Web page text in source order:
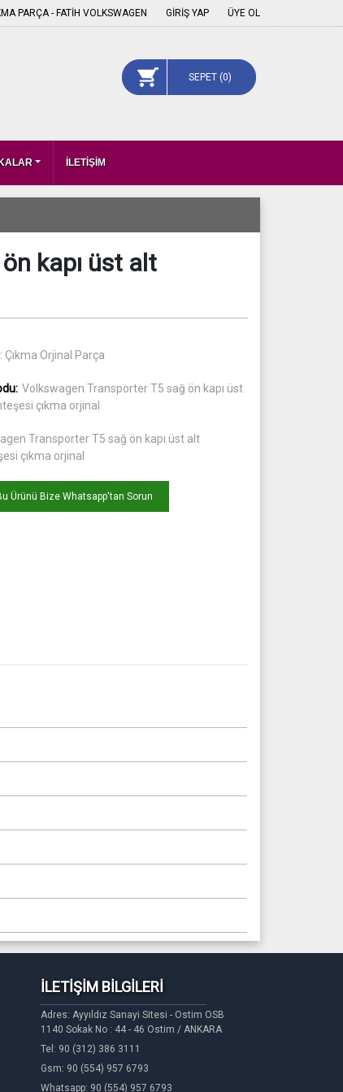
PARÇA - FATİH VOLKSWAGEN GİRİŞ YAP ÜYE OL
SEPET (0)
İLETİŞİM
kapı üst alt
: Çıkma Orjinal Parça
Volkswagen Transporter T5 sağ ön kapı üst
çıkma orjinal
Transporter T5 sağ ön kapı üst alt
çıkma orjinal
Ürünü Bize Whatsapp'tan Sorun
İLETİŞİM BİLGİLERİ
Adres: Ayyıldız Sanayi Sitesi - Ostim OSB
1140 Sokak No : 44 - 46 Ostim / ANKARA
Tel: 90 (312) 386 3111
Gsm: 90 (554) 957 6793
Whatsapp: 90 (554) 957 6793